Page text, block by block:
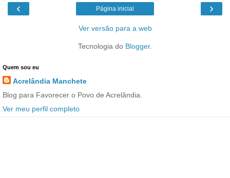
‹ ›
Página inicial
Ver versão para a web
Tecnologia do Blogger.
Quem sou eu
Acrelândia Manchete
Blog para Favorecer o Povo de Acrelândia.
Ver meu perfil completo